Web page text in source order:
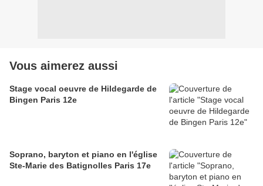
Vous aimerez aussi
Stage vocal oeuvre de Hildegarde de
Bingen Paris 12e
Soprano, baryton et piano en l'église
Ste-Marie des Batignolles Paris 17e